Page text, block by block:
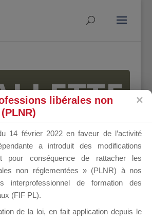
DU
libérales non
14 février 2022 en faveur de l’activité
a introduit des modifications
pour conséquence de rattacher les
non réglementées » (PLNR) à nos
interprofessionnel de formation des
(FIF PL).
de la loi, en fait application depuis le